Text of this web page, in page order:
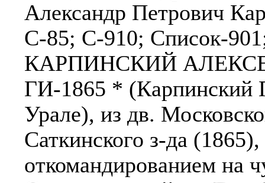
Александр Петрович
С-85; С-910; Список-
КАРПИНСКИЙ
ГИ-1865 * (Карпинский
Урале), из дв.
Саткинского з-да
откомандированием на